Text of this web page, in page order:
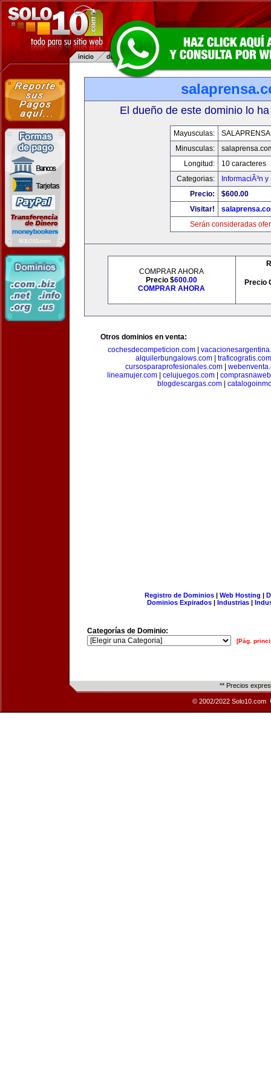
El dueño de este dominio lo
Mayusculas:
Minusculas:
Longitud:
10 caracteres
Categorias:
InformaciÃ³n
Precio:
$600.00
Visitar!
Serán consideradas
COMPRAR AHORA
Precio $600.00
COMPRAR AHORA
Precio
Otros dominios en venta:
cochesdecompeticion.com
alquilerbungalows.com| traficogratis.com
cursosparaprofesionales.com|
lineamujer.com| celujuegos.com|
blogdescargas.com|
Registro de Dominios| Web Hosting |
Dominios Expirados | Industrias |
Categorías de Dominio:
[Pág.
** Precios
© 2002/2022 Solo10.com